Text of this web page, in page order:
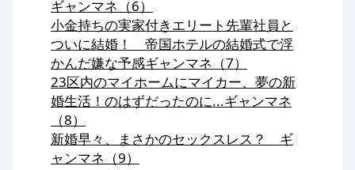
ギャンマネ（6）
小金持ちの実家付きエリート先輩社員と
ついに結婚！ 帝国ホテルの結婚式で浮
かんだ嫌な予感ギャンマネ（7）
23区内のマイホームにマイカー、夢の新
婚生活！のはずだったのに...ギャンマネ
（8）
新婚早々、まさかのセックスレス？ ギ
ャンマネ（9）